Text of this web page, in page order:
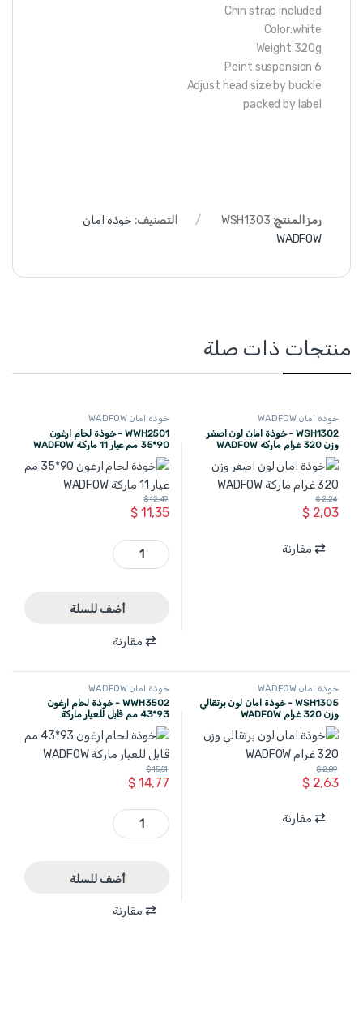
Chin strap included
Color:white
Weight:320g
6 Point suspension
Adjust head size by buckle
packed by label
رمز المنتج: WSH1303 التصنيف: خوذة امان
WADFOW
منتجات ذات صلة
خوذة امان WADFOW
WSH1302 - خوذة امان لون اصفر
وزن 320 غرام ماركة WADFOW
$2,03
$2,24
مقارنة
خوذة امان WADFOW
WWH2501 - خوذة لحام ارغون
90*35 مم عيار 11 ماركة WADFOW
$11,35
$12,49
WWH2501 - خوذة لحام ارغون 90*35 مم عيار 11 ماركة WADFOW quantity
أضف للسلة
مقارنة
خوذة امان WADFOW
WSH1305 - خوذة امان لون برتقالي
وزن 320 غرام WADFOW
$2,63
$2,89
مقارنة
خوذة امان WADFOW
WWH3502 - خوذة لحام ارغون
93*43 مم قابل للعيار ماركة
WADFOW
$14,77
$15,51
WWH3502 - خوذة لحام ارغون 93*43 مم قابل للعيار ماركة WADFOW quantity
أضف للسلة
مقارنة